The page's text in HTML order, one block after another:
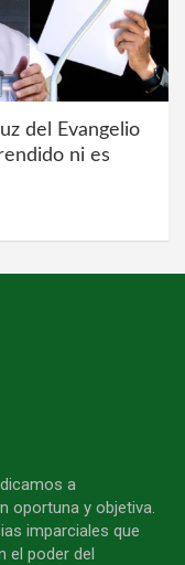
del Evangelio
ni es
a
oportuna y objetiva.
imparciales que
el poder del